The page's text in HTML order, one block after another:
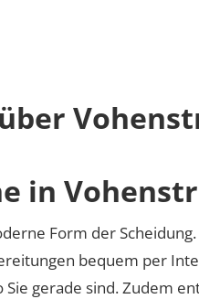
in
Form der
bequem per
Sie gerade sind. Zudem